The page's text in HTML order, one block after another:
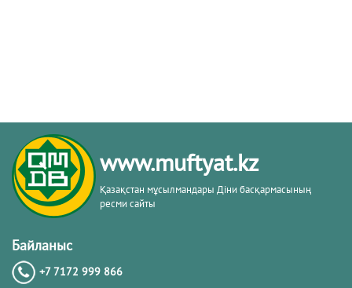
www.muftyat.kz
Қазақстан мұсылмандары Діни басқармасының
ресми сайты
Байланыс
+7 7172 999 866